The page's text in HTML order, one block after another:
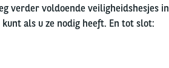
verder voldoende veiligheidshesjes in
als u ze nodig heeft. En tot slot: